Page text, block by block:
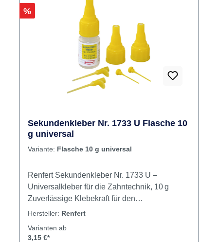
Rabatt
%
Sekundenkleber Nr. 1733 U Flasche 10
g universal
Variante: Flasche 10 g universal
Renfert Sekundenkleber Nr. 1733 U –
Universalkleber für die Zahntechnik, 10 g
Zuverlässige Klebekraft für den
zahntechnischen Alltag: Der Sekundenkleber
durch exzellente Klebeeigenschaften, eine
Hersteller: Renfert
Varianten ab
3,15 €*